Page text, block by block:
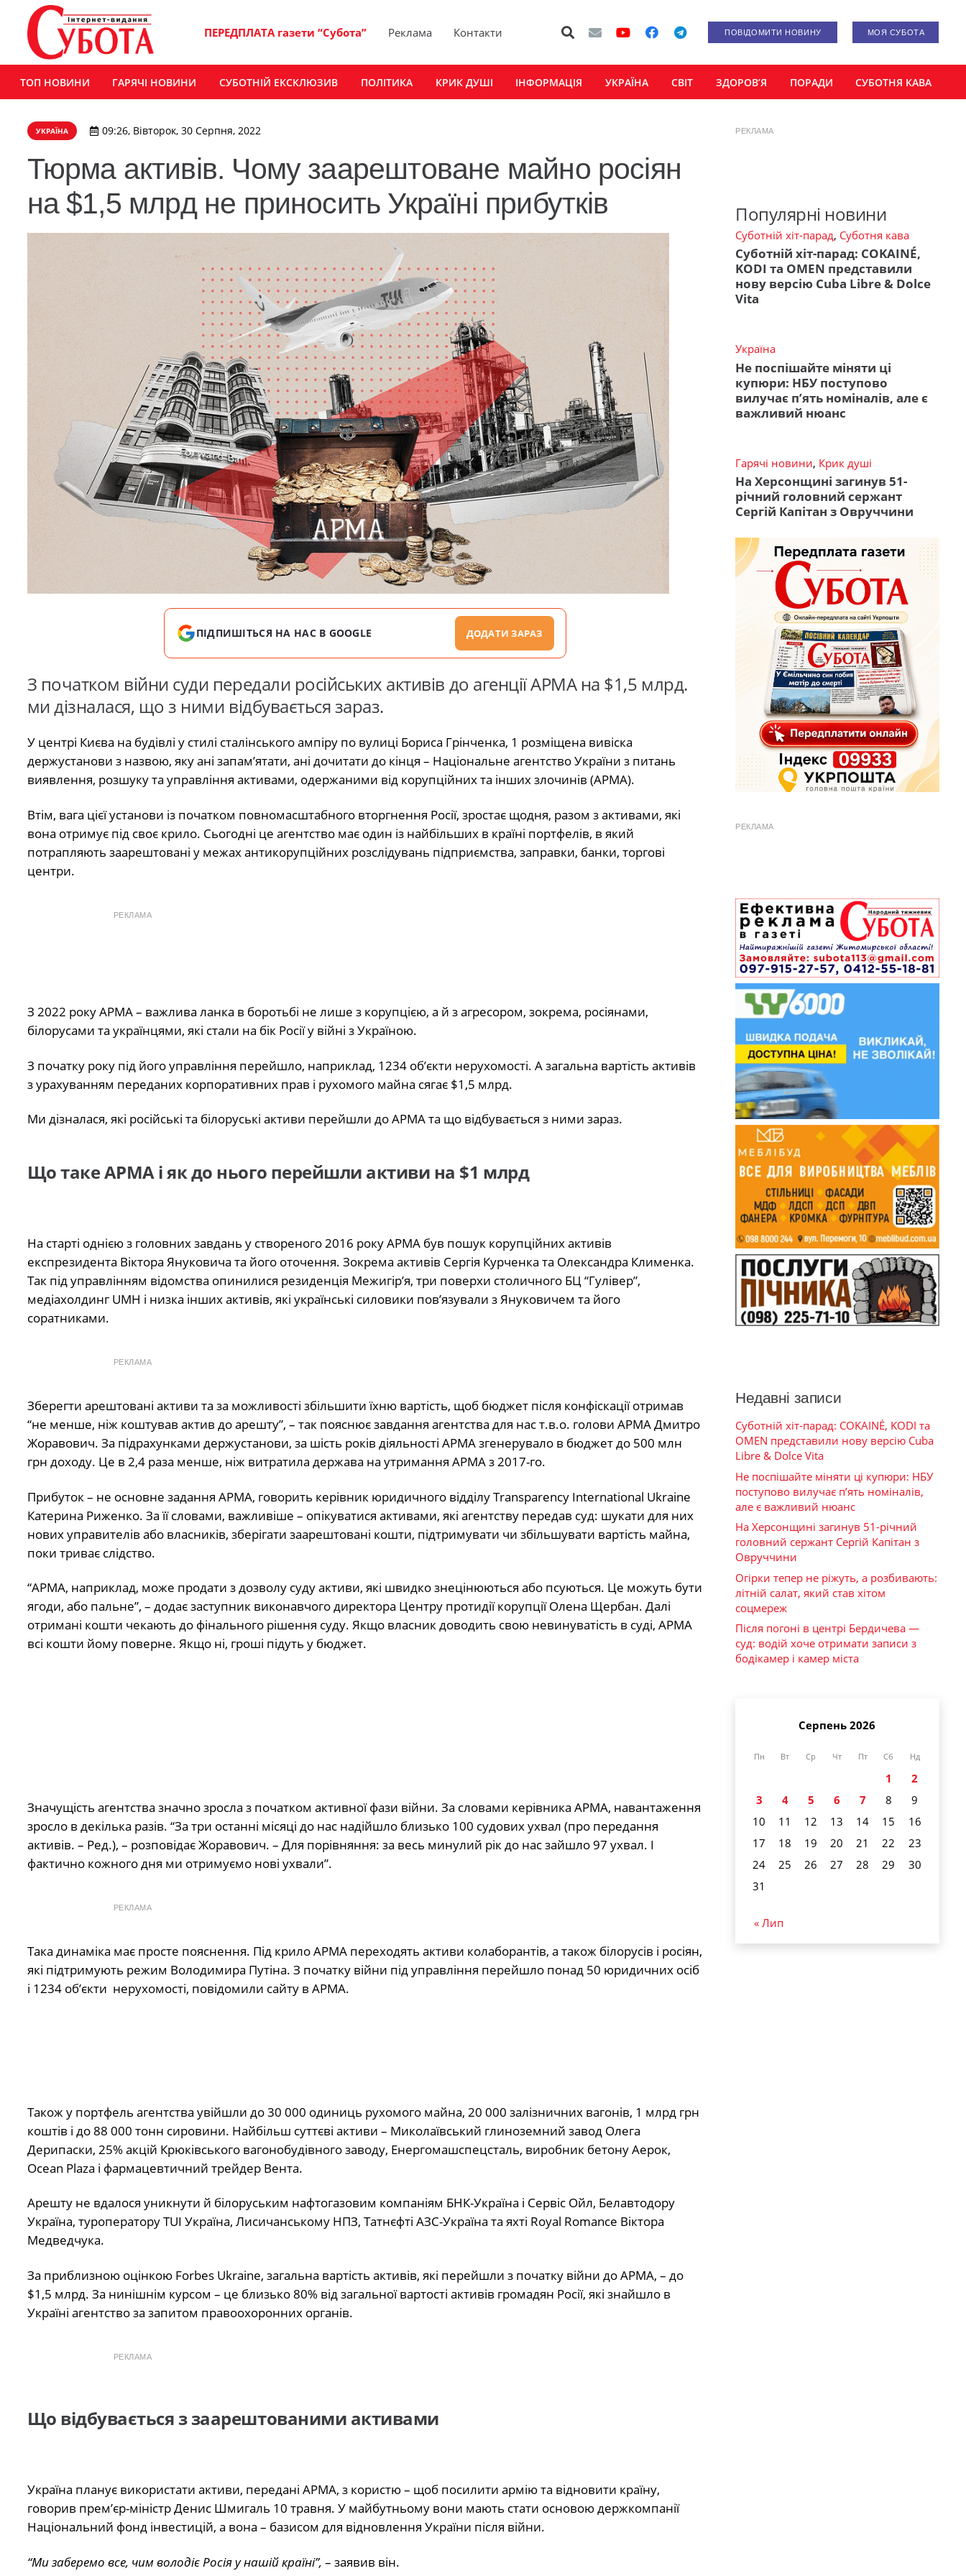
ПЕРЕДПЛАТА газети “Субота” Реклама Контакти ПОВІДОМИТИ НОВИНУ МОЯ СУБОТА
ТОП НОВИНИ ГАРЯЧІ НОВИНИ СУБОТНІЙ ЕКСКЛЮЗИВ ПОЛІТИКА КРИК ДУШІ ІНФОРМАЦІЯ УКРАЇНА СВІТ ЗДОРОВ’Я ПОРАДИ СУБОТНЯ КАВА
УКРАЇНА 09:26, Вівторок, 30 Серпня, 2022
Тюрма активів. Чому заарештоване майно росіян
на $1,5 млрд не приносить Україні прибутків
ПІДПИШІТЬСЯ НА НАС В GOOGLE ДОДАТИ ЗАРАЗ
З початком війни суди передали російських активів до агенції АРМА на $1,5 млрд.
ми дізналася, що з ними відбувається зараз.
У центрі Києва на будівлі у стилі сталінського ампіру по вулиці Бориса Грінченка, 1 розміщена вивіска
держустанови з назвою, яку ані запам’ятати, ані дочитати до кінця – Національне агентство України з питань
виявлення, розшуку та управління активами, одержаними від корупційних та інших злочинів (АРМА).
Втім, вага цієї установи із початком повномасштабного вторгнення Росії, зростає щодня, разом з активами, які
вона отримує під своє крило. Сьогодні це агентство має один із найбільших в країні портфелів, в який
потрапляють заарештовані у межах антикорупційних розслідувань підприємства, заправки, банки, торгові
центри.
РЕКЛАМА
З 2022 року АРМА – важлива ланка в боротьбі не лише з корупцією, а й з агресором, зокрема, росіянами,
білорусами та українцями, які стали на бік Росії у війні з Україною.
З початку року під його управління перейшло, наприклад, 1234 об’єкти нерухомості. А загальна вартість активів
з урахуванням переданих корпоративних прав і рухомого майна сягає $1,5 млрд.
Ми дізналася, які російські та білоруські активи перейшли до АРМА та що відбувається з ними зараз.
Що таке АРМА і як до нього перейшли активи на $1 млрд
На старті однією з головних завдань у створеного 2016 року АРМА був пошук корупційних активів
експрезидента Віктора Януковича та його оточення. Зокрема активів Сергія Курченка та Олександра Клименка.
Так під управлінням відомства опинилися резиденція Межигір’я, три поверхи столичного БЦ “Гулівер”,
медіахолдинг UMH і низка інших активів, які українські силовики пов’язували з Януковичем та його
соратниками.
РЕКЛАМА
Зберегти арештовані активи та за можливості збільшити їхню вартість, щоб бюджет після конфіскації отримав
“не менше, ніж коштував актив до арешту”, – так пояснює завдання агентства для нас т.в.о. голови АРМА Дмитро
Жоравович. За підрахунками держустанови, за шість років діяльності АРМА згенерувало в бюджет до 500 млн
грн доходу. Це в 2,4 раза менше, ніж витратила держава на утримання АРМА з 2017-го.
Прибуток – не основне задання АРМА, говорить керівник юридичного відділу Transparency International Ukraine
Катерина Риженко. За її словами, важливіше – опікуватися активами, які агентству передав суд: шукати для них
нових управителів або власників, зберігати заарештовані кошти, підтримувати чи збільшувати вартість майна,
поки триває слідство.
“АРМА, наприклад, може продати з дозволу суду активи, які швидко знецінюються або псуються. Це можуть бути
ягоди, або пальне”, – додає заступник виконавчого директора Центру протидії корупції Олена Щербан. Далі
отримані кошти чекають до фінального рішення суду. Якщо власник доводить свою невинуватість в суді, АРМА
всі кошти йому поверне. Якщо ні, гроші підуть у бюджет.
Значущість агентства значно зросла з початком активної фази війни. За словами керівника АРМА, навантаження
зросло в декілька разів. “За три останні місяці до нас надійшло близько 100 судових ухвал (про передання
активів. – Ред.), – розповідає Жоравович. – Для порівняння: за весь минулий рік до нас зайшло 97 ухвал. І
фактично кожного дня ми отримуємо нові ухвали”.
РЕКЛАМА
Така динаміка має просте пояснення. Під крило АРМА переходять активи колаборантів, а також білорусів і росіян,
які підтримують режим Володимира Путіна. З початку війни під управління перейшло понад 50 юридичних осіб
і 1234 об’єкти нерухомості, повідомили сайту в АРМА.
Також у портфель агентства увійшли до 30 000 одиниць рухомого майна, 20 000 залізничних вагонів, 1 млрд грн
коштів і до 88 000 тонн сировини. Найбільш суттєві активи – Миколаївський глиноземний завод Олега
Дерипаски, 25% акцій Крюківського вагонобудівного заводу, Енергомашспецсталь, виробник бетону Аерок,
Ocean Plaza і фармацевтичний трейдер Вента.
Арешту не вдалося уникнути й білоруським нафтогазовим компаніям БНК-Україна і Сервіс Ойл, Белавтодору
Україна, туроператору TUI Україна, Лисичанському НПЗ, Татнєфті АЗС-Україна та яхті Royal Romance Віктора
Медведчука.
За приблизною оцінкою Forbes Ukraine, загальна вартість активів, які перейшли з початку війни до АРМА, – до
$1,5 млрд. За нинішнім курсом – це близько 80% від загальної вартості активів громадян Росії, які знайшло в
Україні агентство за запитом правоохоронних органів.
РЕКЛАМА
Що відбувається з заарештованими активами
Україна планує використати активи, передані АРМА, з користю – щоб посилити армію та відновити країну,
говорив прем’єр-міністр Денис Шмигаль 10 травня. У майбутньому вони мають стати основою держкомпанії
Національний фонд інвестицій, а вона – базисом для відновлення України після війни.
“Ми заберемо все, чим володіє Росія у нашій країні”, – заявив він.
РЕКЛАМА
Популярні новини
Суботній хіт-парад, Суботня кава
Суботній хіт-парад: COKAINÉ,
KODI та OMEN представили
нову версію Cuba Libre & Dolce
Vita
Україна
Не поспішайте міняти ці
купюри: НБУ поступово
вилучає п’ять номіналів, але є
важливий нюанс
Гарячі новини, Крик душі
На Херсонщині загинув 51-
річний головний сержант
Сергій Капітан з Овруччини
РЕКЛАМА
Недавні записи
Суботній хіт-парад: COKAINÉ, KODI та
OMEN представили нову версію Cuba
Libre & Dolce Vita
Не поспішайте міняти ці купюри: НБУ
поступово вилучає п’ять номіналів,
але є важливий нюанс
На Херсонщині загинув 51-річний
головний сержант Сергій Капітан з
Овруччини
Огірки тепер не ріжуть, а розбивають:
літній салат, який став хітом
соцмереж
Після погоні в центрі Бердичева —
суд: водій хоче отримати записи з
бодікамер і камер міста
Серпень 2026
Пн Вт Ср Чт Пт Сб Нд
1
2
3
4 5 6 7 8
9
10
11 12 13 14 15
16
17
18 19 20 21 22
23
24
25 26 27 28 29
30
31
« Лип